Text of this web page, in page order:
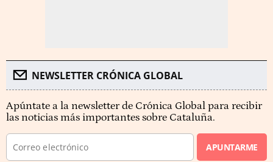
NEWSLETTER CRÓNICA GLOBAL
Apúntate a la newsletter de Crónica Global para recibir
las noticias más importantes sobre Cataluña.
APUNTARME